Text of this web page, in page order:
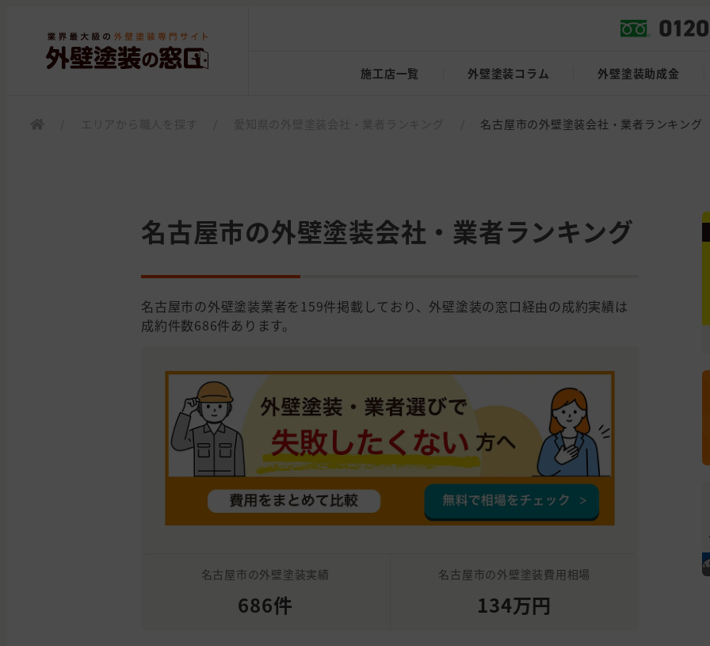
施工店一覧 外壁塗装コラム 外壁塗装助成金
名古屋市の外壁塗装会社・業者ランキング
名古屋市の外壁塗装会社・業者ランキング
名古屋市の外壁塗装業者を159件掲載しており、外壁塗装の窓口経由の成約実績は
成約件数686件あります。
名古屋市の外壁塗装実績
686件
名古屋市の外壁塗装費用相場
134万円